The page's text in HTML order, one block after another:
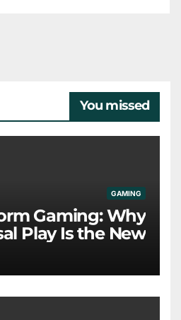
You missed
GAMING
Gaming: Why
Play Is the New